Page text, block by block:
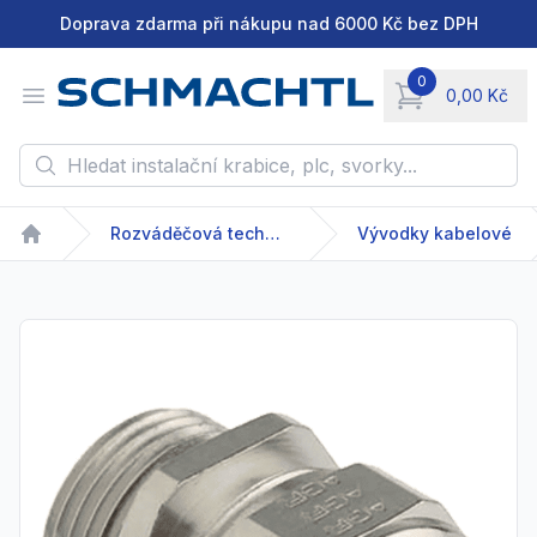
Doprava zdarma při nákupu nad 6000 Kč bez DPH
Open menu
0
0,00 Kč
items in cart,
Hledat instalační krabice, plc, svorky...
Home
Rozváděčová technika Vývodky kabelové